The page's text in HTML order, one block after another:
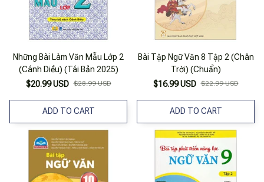
Những Bài Làm Văn Mẫu Lớp 2
(Cánh Diều) (Tái Bản 2025)
$20.99 USD $28.99 USD
ADD TO CART
Bài Tập Ngữ Văn 8 Tập 2 (Chân
Trời) (Chuẩn)
$16.99 USD $22.99 USD
ADD TO CART